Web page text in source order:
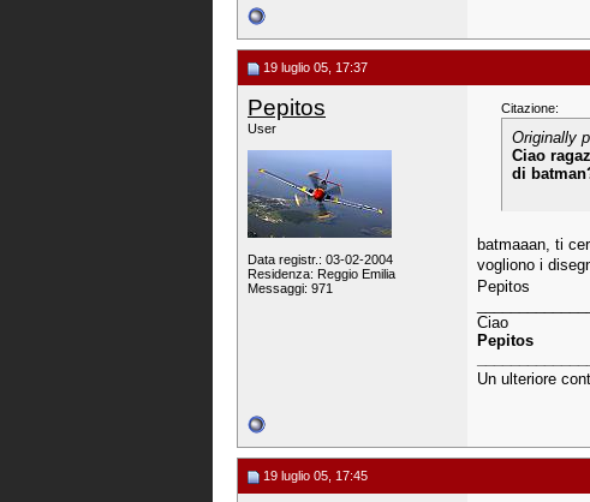
19 luglio 05, 17:37
Pepitos
User
Data registr.: 03-02-2004
Residenza: Reggio Emilia
Messaggi: 971
Citazione:
Originally
Ciao
di
batmaaan, ti
vogliono i
Pepitos
Ciao
Pepitos
Un ulteriore
19 luglio 05, 17:45